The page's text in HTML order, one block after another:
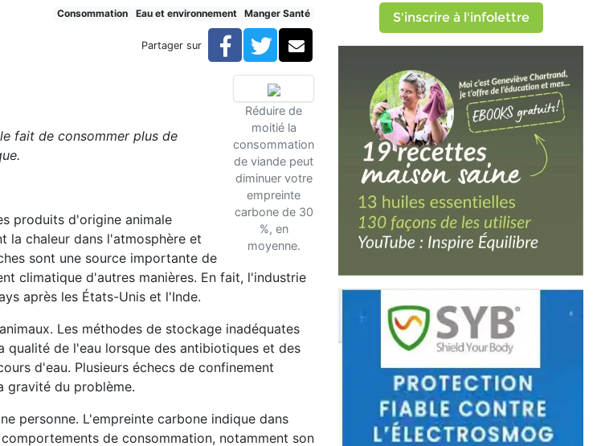
le climat
Consommation Eau et environnement Manger Santé
Partager sur Facebook
TwitterCourriel
Réduire de
moitié la
consommation
de viande peut
diminuer votre
empreinte
carbone de 30
%, en
moyenne.
fait de consommer plus de
produits d'origine animale
la chaleur dans l'atmosphère et
sont une source importante de
climatique d'autres manières. En fait, l'industrie
après les États-Unis et l'Inde.
Les méthodes de stockage inadéquates
de l'eau lorsque des antibiotiques et des
d'eau. Plusieurs échecs de confinement
gravité du problème.
personne. L'empreinte carbone indique dans
de consommation, notamment son
S'inscrire à l'infolettre